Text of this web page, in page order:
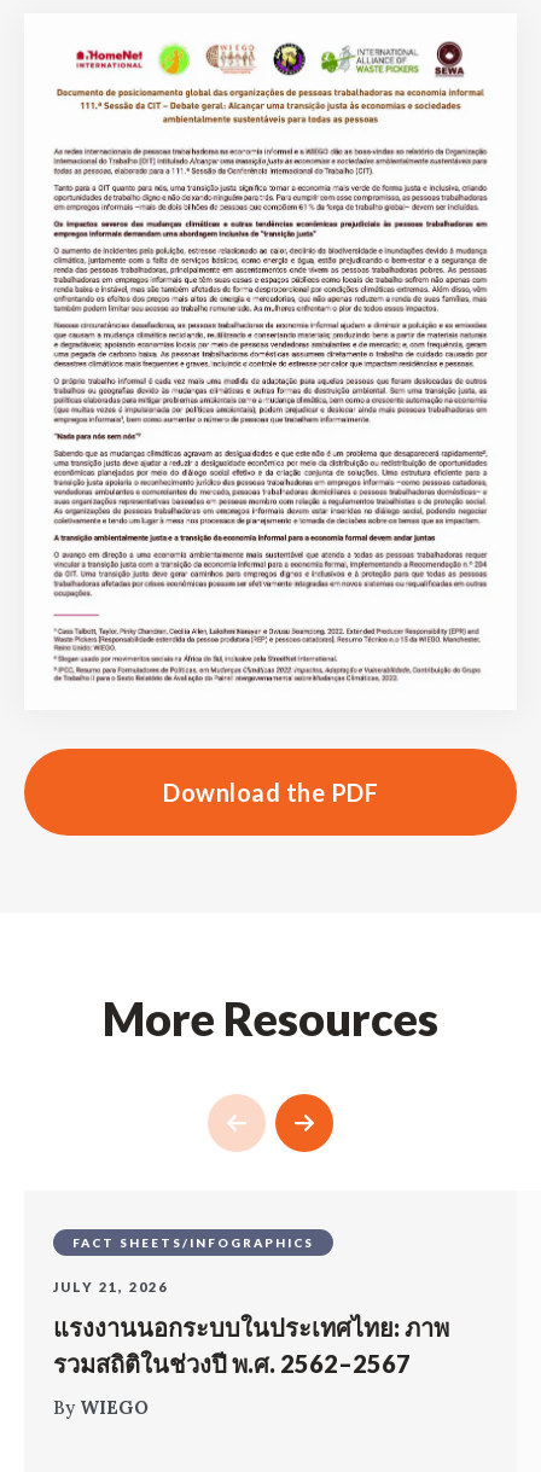
Download the PDF
More Resources
FACT SHEETS/INFOGRAPHICS
JULY 21, 2026
แรงงานนอกระบบในประเทศไทย: ภาพ
รวมสถิติในช่วงปี พ.ศ. 2562–2567
By WIEGO